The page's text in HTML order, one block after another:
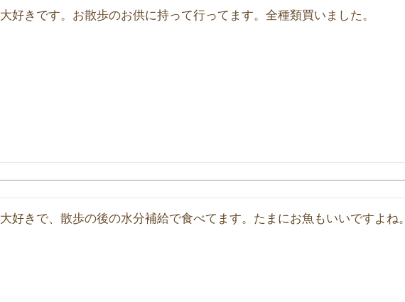
大好きです。お散歩のお供に持って行ってます。全種類買いました。
大好きで、散歩の後の水分補給で食べてます。たまにお魚もいいですよね。